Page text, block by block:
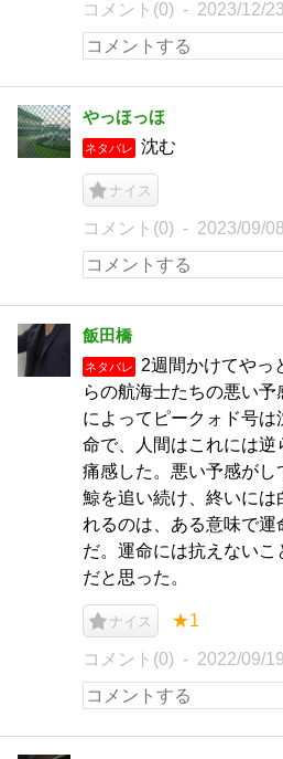
コメント(0) 2023/12/23
やっほっほ
ネタバレ 沈む
ナイス
コメント(0) 2023/09/08
飯田橋
ネタバレ
2週間かけてやっ
らの航海士たちの悪い
によってピークォド号
命で、人間はこれには逆
痛感した。悪い予感がし
鯨を追い続け、終いには
れるのは、ある意味で
だ。運命には抗えない
だと思った。
ナイス ★1
コメント(0) 2022/09/19